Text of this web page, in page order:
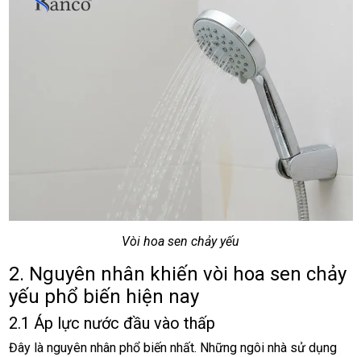
Vòi hoa sen chảy yếu
2. Nguyên nhân khiến vòi hoa sen chảy
yếu phổ biến hiện nay
2.1 Áp lực nước đầu vào thấp
Đây là nguyên nhân phổ biến nhất. Những ngôi nhà sử dụng